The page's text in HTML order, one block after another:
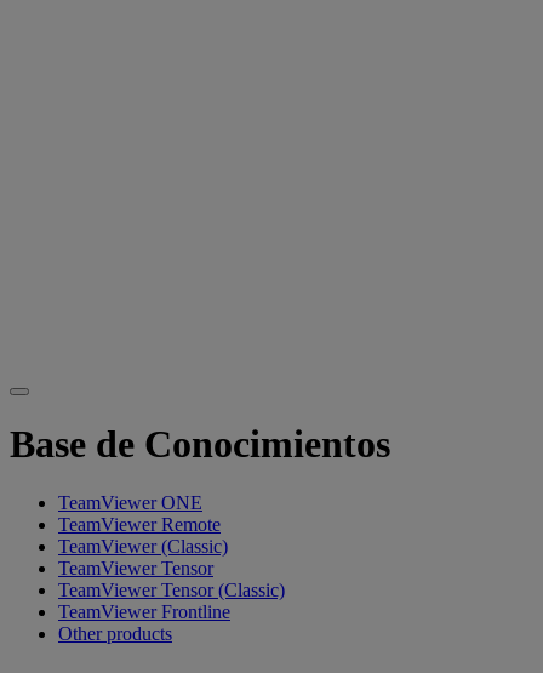
Base de Conocimientos
TeamViewer ONE
TeamViewer Remote
TeamViewer (Classic)
TeamViewer Tensor
TeamViewer Tensor (Classic)
TeamViewer Frontline
Other products